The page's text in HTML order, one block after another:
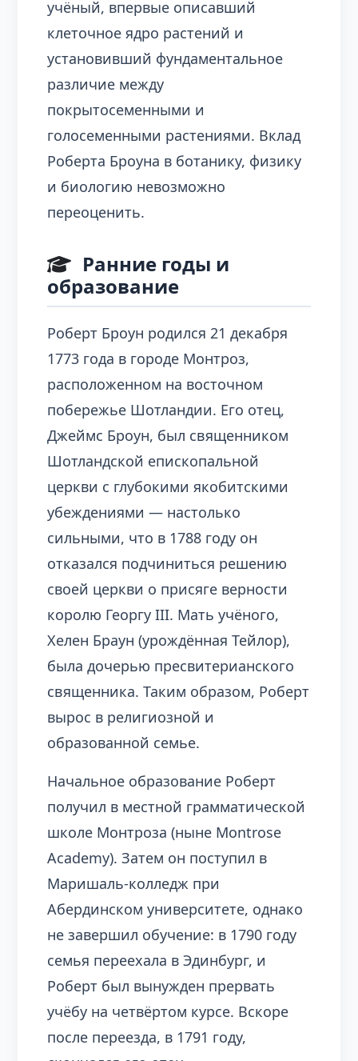
учёный, впервые описавший
клеточное ядро растений и
установивший фундаментальное
различие между
покрытосеменными и
голосеменными растениями. Вклад
Роберта Броуна в ботанику, физику
и биологию невозможно
переоценить.
Ранние годы и
образование
Роберт Броун родился 21 декабря
1773 года в городе Монтроз,
расположенном на восточном
побережье Шотландии. Его отец,
Джеймс Броун, был священником
Шотландской епископальной
церкви с глубокими якобитскими
убеждениями — настолько
сильными, что в 1788 году он
отказался подчиниться решению
своей церкви о присяге верности
королю Георгу III. Мать учёного,
Хелен Браун (урождённая Тейлор),
была дочерью пресвитерианского
священника. Таким образом, Роберт
вырос в религиозной и
образованной семье.
Начальное образование Роберт
получил в местной грамматической
школе Монтроза (ныне Montrose
Academy). Затем он поступил в
Маришаль-колледж при
Абердинском университете, однако
не завершил обучение: в 1790 году
семья переехала в Эдинбург, и
Роберт был вынужден прервать
учёбу на четвёртом курсе. Вскоре
после переезда, в 1791 году,